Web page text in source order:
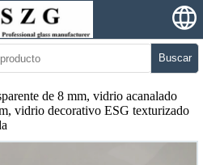
Buscar
de 8 mm, vidrio acanalado
vidrio decorativo ESG texturizado